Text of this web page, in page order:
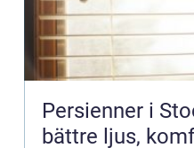
Persienner i
bättre ljus,